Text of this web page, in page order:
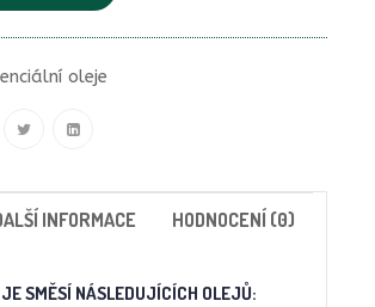
oleje
INFORMACE HODNOCENÍ (0)
SMĚSÍ NÁSLEDUJÍCÍCH OLEJŮ: